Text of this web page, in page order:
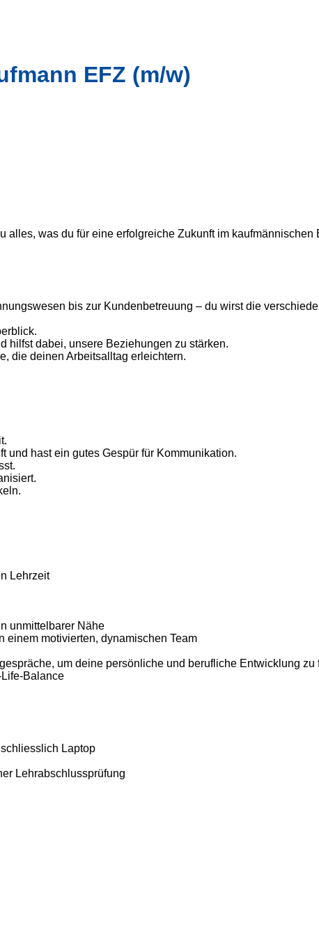
EFZ (m/w)
alles, was du für eine erfolgreiche Zukunft im
bis zur Kundenbetreuung – du wirst die
hilfst dabei, unsere Beziehungen zu stärken.
die deinen Arbeitsalltag erleichtern.
und hast ein gutes Gespür für Kommunikation.
Lehrzeit
unmittelbarer Nähe
motivierten, dynamischen Team
um deine persönliche und berufliche Entwicklung zu
Balance
Laptop
Lehrabschlussprüfung